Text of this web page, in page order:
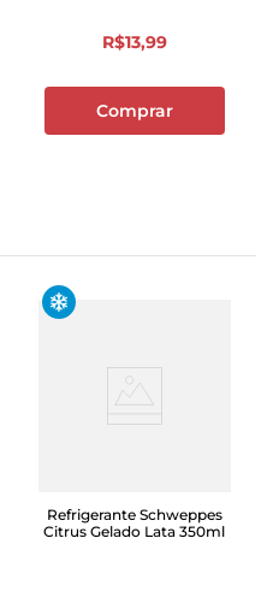
R$13,99
Comprar
Refrigerante Schweppes
Citrus Gelado Lata 350ml